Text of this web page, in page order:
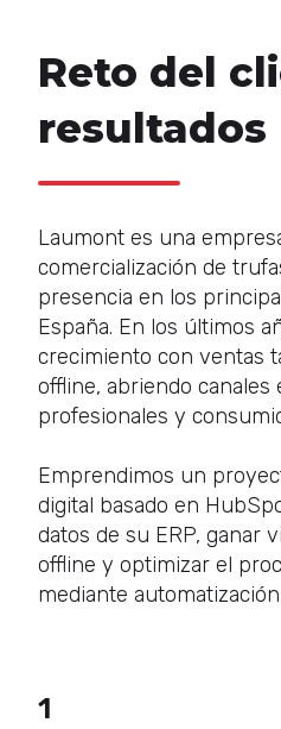
Reto del
resultados
Laumont es una
comercialización de
presencia en los
España. En los últimos
crecimiento con ventas
offline, abriendo canales
profesionales y
Emprendimos un
digital basado en
datos de su ERP, ganar
offline y optimizar el
mediante
1